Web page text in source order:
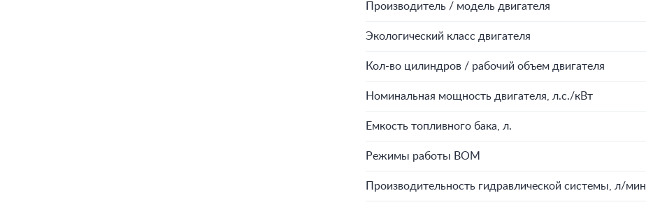
Производитель / модель двигателя
Экологический класс двигателя
Кол-во цилиндров / рабочий объем двигателя
Номинальная мощность двигателя, л.с./кВт
Емкость топливного бака, л.
Режимы работы ВОМ
Производительность гидравлической системы, л/мин